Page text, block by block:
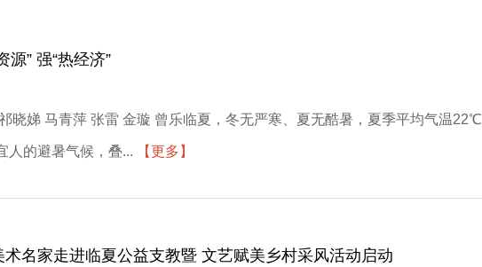
源” 强“热经济”
晓娣 马青萍 张雷 金璇 曾乐临夏，冬无严寒、夏无酷暑，夏季平均气温
人的避暑气候，叠... 【更多】
术名家走进临夏公益支教暨 文艺赋美乡村采风活动启动